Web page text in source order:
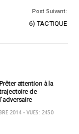
Post Suivant:
6) TACTIQUE
Prêter attention à la
trajectoire de
l’adversaire
2014 • VUES: 2450